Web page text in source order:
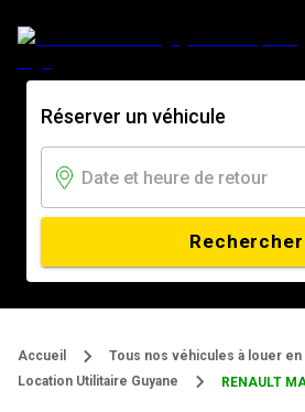
Réserver un véhicule
Rechercher
Accueil
Tous nos véhicules à louer en
Location Utilitaire Guyane
RENAULT